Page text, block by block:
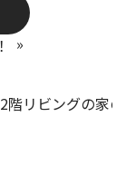
階リビングの家